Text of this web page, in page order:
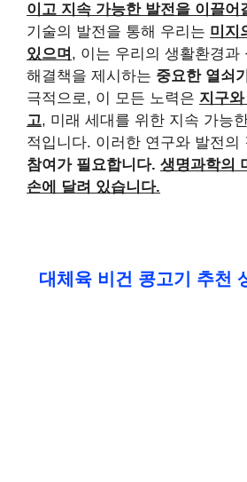
이고 지속 가능한 발전을 이끌어
기술의 발전을 통해 우리는 미지
있으며 , 이는 우리의 생활환경과
해결책을 제시하는 중요한 열쇠
극적으로, 이 모든 노력은 지구
고, 미래 세대를 위한 지속 가능
적입니다. 이러한 연구와 발전의
참여가 필요합니다. 생명과학의
손에 달려 있습니다.
대체육 비건 콩고기 추천